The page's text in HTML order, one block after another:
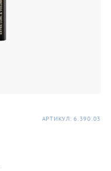
АРТИКУЛ: 6.390.03